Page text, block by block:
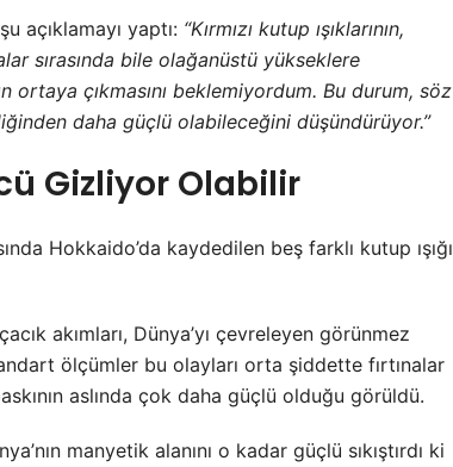
şu açıklamayı yaptı: “Kırmızı kutup ışıklarının,
sırasında bile olağanüstü yükseklere
çıkmasını beklemiyordum. Bu durum, söz
daha güçlü olabileceğini düşündürüyor.”
Gizliyor Olabilir
Hokkaido’da kaydedilen beş farklı kutup ışığı
akımları, Dünya’yı çevreleyen görünmez
ölçümler bu olayları orta şiddette fırtınalar
aslında çok daha güçlü olduğu görüldü.
manyetik alanını o kadar güçlü sıkıştırdı ki